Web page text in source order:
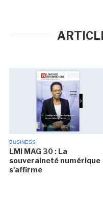
BUSINESS
LMI MAG 30 : La
souveraineté numérique
s'affirme